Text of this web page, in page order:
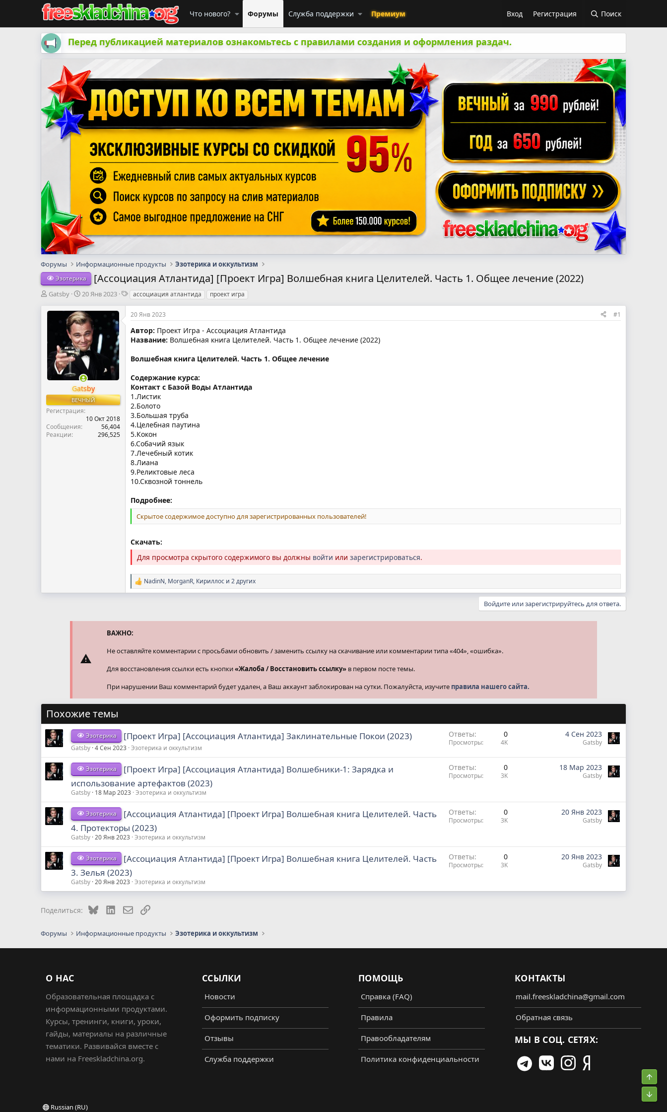
Что нового? Форумы Служба поддержки Премиум Вход Регистрация Поиск
Перед публикацией материалов ознакомьтесь с правилами создания и оформления раздач.
Форумы Информационные продукты Эзотерика и оккультизм
Эзотерика [Ассоциация Атлантида] [Проект Игра] Волшебная книга Целителей. Часть 1. Общее лечение (2022)
А
т
м
Gatsby
Д
т
а
н
а
ч
а
л
а
20 Янв 2023
Т
г
и
ассоциация атлантида проект игра
Gatsby
ВЕЧНЫЙ
Регистрация
10 Окт 2018
Сообщения
56,404
Реакции
296,525
20 Янв 2023 #1
Автор: Проект Игра - Ассоциация Атлантида
Название: Волшебная книга Целителей. Часть 1. Общее лечение (2022)
Волшебная книга Целителей. Часть 1. Общее лечение
Содержание курса:
Контакт с Базой Воды Атлантида
1.Листик
2.Болото
3.Большая труба
4.Целебная паутина
5.Кокон
6.Собачий язык
7.Лечебный котик
8.Лиана
9.Реликтовые леса
10.Сквозной тоннель
Подробнее:
Скрытое содержимое доступно для зарегистрированных пользователей!
Скачать:
Для просмотра скрытого содержимого вы должны войти или зарегистрироваться.
Р
е
и
NadinN, MorganR, Кириллос и 2 других
Войдите или зарегистрируйтесь для ответа.
ВАЖНО:
Не оставляйте комментарии с просьбами обновить / заменить ссылку на скачивание или комментарии типа «404», «ошибка».
Для восстановления ссылки есть кнопки«Жалоба / Восстановить ссылку» в первом посте темы.
При нарушении Ваш комментарий будет удален, а Ваш аккаунт заблокирован на сутки. Пожалуйста, изучите правила нашего сайта.
Похожие темы
Эзотерика [Проект Игра] [Ассоциация Атлантида] Заклинательные Покои (2023)
Gatsby 4 Сен 2023 Эзотерика и оккультизм
Ответы 0
Просмотры 4K
4 Сен 2023
Gatsby
Эзотерика
[Проект Игра] [Ассоциация Атлантида] Волшебники-1: Зарядка и
использование артефактов (2023)
Gatsby 18 Мар 2023 Эзотерика и оккультизм
Ответы 0
Просмотры 3K
18 Мар 2023
Gatsby
Эзотерика
[Ассоциация Атлантида] [Проект Игра] Волшебная книга Целителей. Часть
4. Протекторы (2023)
Gatsby 20 Янв 2023 Эзотерика и оккультизм
Ответы 0
Просмотры 3K
20 Янв 2023
Gatsby
Эзотерика
[Ассоциация Атлантида] [Проект Игра] Волшебная книга Целителей. Часть
3. Зелья (2023)
Gatsby 20 Янв 2023 Эзотерика и оккультизм
Ответы 0
Просмотры 3K
20 Янв 2023
Gatsby
Поделиться: BlueskyLinkedInЭлектронная почта
Ссылка
Форумы Информационные продукты Эзотерика и оккультизм
О НАС
Образовательная площадка с
информационными продуктами.
Курсы, тренинги, книги, уроки,
гайды, материалы на различные
тематики. Развивайся вместе с
нами на Freeskladchina.org.
ССЫЛКИ
Новости
Оформить подписку
Отзывы
Служба поддержки
ПОМОЩЬ
Справка (FAQ)
Правила
Правообладателям
Политика конфиденциальности
КОНТАКТЫ
mail.freeskladchina@gmail.com
Обратная связь
МЫ В СОЦ. СЕТЯХ:
Russian (RU)